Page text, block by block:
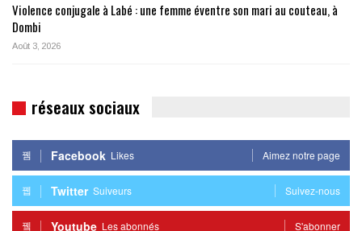
Violence conjugale à Labé : une femme éventre son mari au couteau, à
Dombi
Août 3, 2026
réseaux sociaux
Facebook Likes Aimez notre page
Twitter Suiveurs Suivez-nous
Youtube Les abonnés S'abonner